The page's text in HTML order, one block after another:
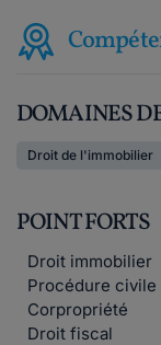
DOMAINES
Droit de l'immobilier
POINT FORTS
Droit immobilier
Procédure civile
Corpropriété
Droit fiscal